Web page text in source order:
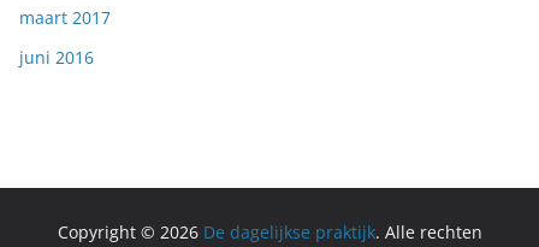
maart 2017
juni 2016
Copyright © 2026 De dagelijkse praktijk. Alle rechten